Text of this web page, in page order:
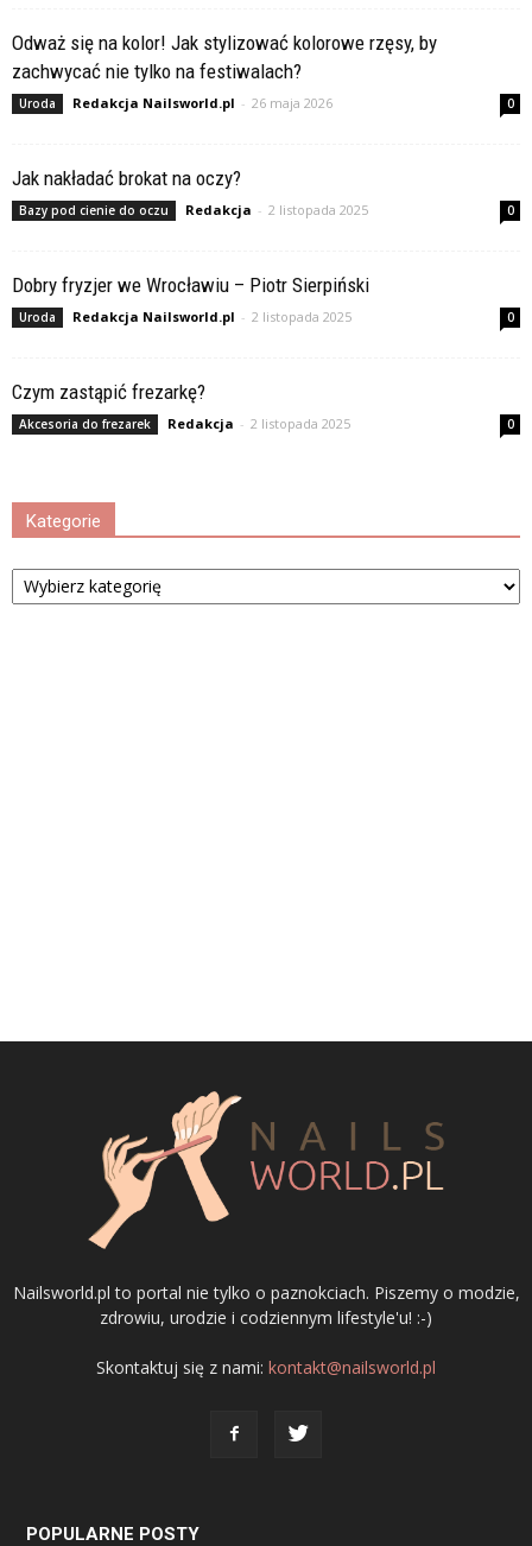
Odważ się na kolor! Jak stylizować kolorowe rzęsy, by
zachwycać nie tylko na festiwalach?
Uroda Redakcja Nailsworld.pl - 26 maja 2026 0
Jak nakładać brokat na oczy?
Bazy pod cienie do oczu Redakcja - 2 listopada 2025 0
Dobry fryzjer we Wrocławiu – Piotr Sierpiński
Uroda Redakcja Nailsworld.pl - 2 listopada 2025 0
Czym zastąpić frezarkę?
Akcesoria do frezarek Redakcja - 2 listopada 2025 0
Kategorie
Kategorie
Nailsworld.pl to portal nie tylko o paznokciach. Piszemy o modzie,
zdrowiu, urodzie i codziennym lifestyle'u! :-)
Skontaktuj się z nami: kontakt@nailsworld.pl
POPULARNE POSTY